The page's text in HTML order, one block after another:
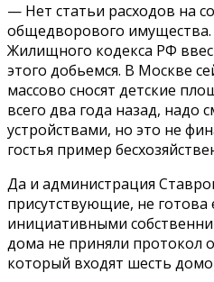
— Нет статьи расходов на
общедворового
Жилищного кодекса РФ
этого добьемся. В Москве
массово сносят детские
всего два года назад, надо
устройствами, но это не
гостья пример
Да и администрация
присутствующие, не готова
инициативными
дома не приняли протокол
который входят шесть